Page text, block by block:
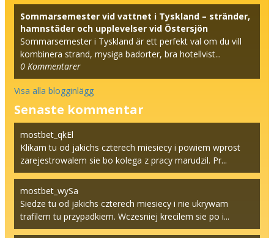
Sommarsemester vid vattnet i Tyskland – stränder,
hamnstäder och upplevelser vid Östersjön
Sommarsemester i Tyskland är ett perfekt val om du vill
kombinera strand, mysiga badorter, bra hotellvist...
0 Kommentarer
Visa alla blogginlägg
Senaste kommentar
mostbet_qkEl
Klikam tu od jakichs czterech miesiecy i powiem wprost
zarejestrowalem sie bo kolega z pracy marudzil. Pr...
mostbet_wySa
Siedze tu od jakichs czterech miesiecy i nie ukrywam
trafilem tu przypadkiem. Wczesniej krecilem sie po i...